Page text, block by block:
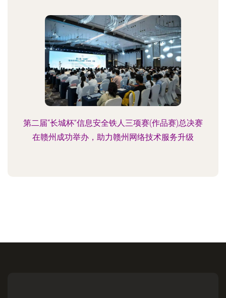
第二届“长城杯”信息安全铁人三项赛(作品赛)总决赛
在赣州成功举办，助力赣州网络技术服务升级